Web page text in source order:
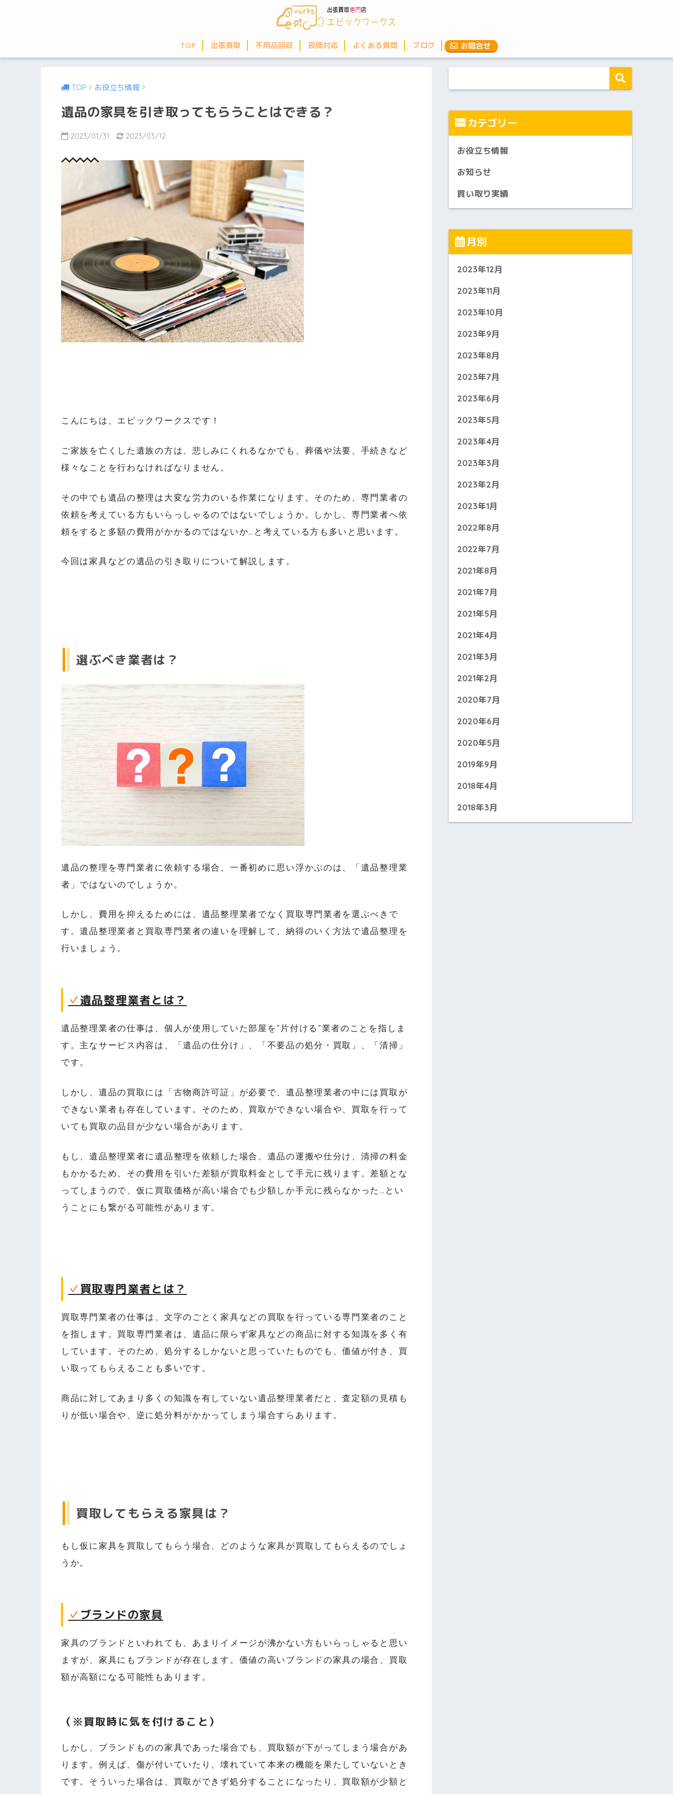
TOP 出張買取 不用品回収 夜間対応 よくある質問 ブログ お問合せ
TOP お役立ち情報
遺品の家具を引き取ってもらうことはできる？
2023/01/31 2023/03/12
こんにちは、エピックワークスです！
ご家族を亡くした遺族の方は、悲しみにくれるなかでも、葬儀や法要、手続きなど
様々なことを行わなければなりません。
その中でも遺品の整理は大変な労力のいる作業になります。そのため、専門業者の
依頼を考えている方もいらっしゃるのではないでしょうか。しかし、専門業者へ依
頼をすると多額の費用がかかるのではないか…と考えている方も多いと思います。
今回は家具などの遺品の引き取りについて解説します。
選ぶべき業者は？
遺品の整理を専門業者に依頼する場合、一番初めに思い浮かぶのは、「遺品整理業
者」ではないのでしょうか。
しかし、費用を抑えるためには、遺品整理業者でなく買取専門業者を選ぶべきで
す。遺品整理業者と買取専門業者の違いを理解して、納得のいく方法で遺品整理を
行いましょう。
✓遺品整理業者とは？
遺品整理業者の仕事は、個人が使用していた部屋を”片付ける”業者のことを指しま
す。主なサービス内容は、「遺品の仕分け」、「不要品の処分・買取」、「清掃」
です。
しかし、遺品の買取には「古物商許可証」が必要で、遺品整理業者の中には買取が
できない業者も存在しています。そのため、買取ができない場合や、買取を行って
いても買取の品目が少ない場合があります。
もし、遺品整理業者に遺品整理を依頼した場合、遺品の運搬や仕分け、清掃の料金
もかかるため、その費用を引いた差額が買取料金として手元に残ります。差額とな
ってしまうので、仮に買取価格が高い場合でも少額しか手元に残らなかった…とい
うことにも繋がる可能性があります。
✓ 買取専門業者とは？
買取専門業者の仕事は、文字のごとく家具などの買取を行っている専門業者のこと
を指します。買取専門業者は、遺品に限らず家具などの商品に対する知識を多く有
しています。そのため、処分するしかないと思っていたものでも、価値が付き、買
い取ってもらえることも多いです。
商品に対してあまり多くの知識を有していない遺品整理業者だと、査定額の見積も
りが低い場合や、逆に処分料がかかってしまう場合すらあります。
買取してもらえる家具は？
もし仮に家具を買取してもらう場合、どのような家具が買取してもらえるのでしょ
うか。
✓ ブランドの家具
家具のブランドといわれても、あまりイメージが沸かない方もいらっしゃると思い
ますが、家具にもブランドが存在します。価値の高いブランドの家具の場合、買取
額が高額になる可能性もあります。
（※買取時に気を付けること）
しかし、ブランドものの家具であった場合でも、買取額が下がってしまう場合があ
ります。例えば、傷が付いていたり、壊れていて本来の機能を果たしていないとき
です。そういった場合は、買取ができず処分することになったり、買取額が少額と
カテゴリー
お役立ち情報
お知らせ
買い取り実績
月別
2023年12月
2023年11月
2023年10月
2023年9月
2023年8月
2023年7月
2023年6月
2023年5月
2023年4月
2023年3月
2023年2月
2023年1月
2022年8月
2022年7月
2021年8月
2021年7月
2021年5月
2021年4月
2021年3月
2021年2月
2020年7月
2020年6月
2020年5月
2019年9月
2018年4月
2018年3月